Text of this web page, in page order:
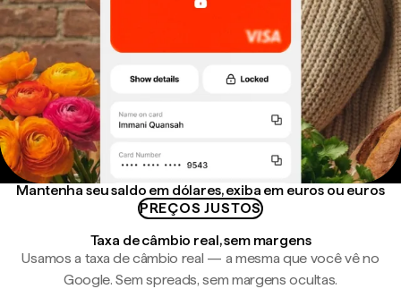
Mantenha seu saldo em dólares, exiba em euros ou euros
PREÇOS JUSTOS
Taxa de câmbio real, sem margens
Usamos a taxa de câmbio real — a mesma que você vê no
Google. Sem spreads, sem margens ocultas.